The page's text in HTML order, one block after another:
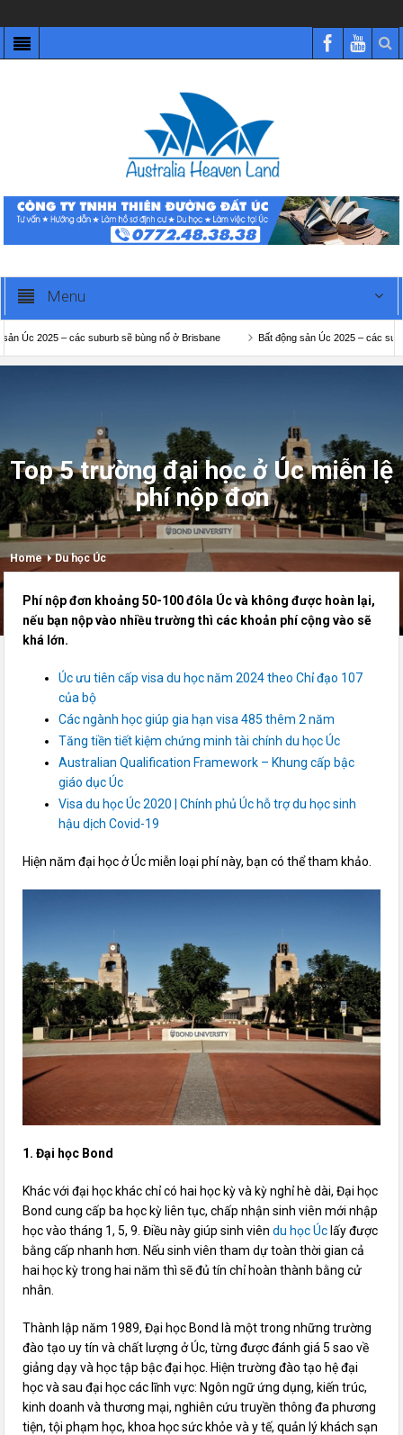
Menu
– các suburb sẽ bùng nổ ở Brisbane Bất động sản Úc 2025 – các suburb sẽ
Top 5 trường đại học ở Úc miễn lệ
phí nộp đơn
Home Du học Úc
Phí nộp đơn khoảng 50-100 đôla Úc và không được hoàn lại,
nếu bạn nộp vào nhiều trường thì các khoản phí cộng vào sẽ
khá lớn.
Úc ưu tiên cấp visa du học năm 2024 theo Chỉ đạo 107
của bộ
Các ngành học giúp gia hạn visa 485 thêm 2 năm
Tăng tiền tiết kiệm chứng minh tài chính du học Úc
Australian Qualification Framework – Khung cấp bậc
giáo dục Úc
Visa du học Úc 2020 | Chính phủ Úc hỗ trợ du học sinh
hậu dịch Covid-19
Hiện năm đại học ở Úc miễn loại phí này, bạn có thể tham khảo.
1. Đại học Bond
Khác với đại học khác chỉ có hai học kỳ và kỳ nghỉ hè dài, Đại học
Bond cung cấp ba học kỳ liên tục, chấp nhận sinh viên mới nhập
học vào tháng 1, 5, 9. Điều này giúp sinh viêndu học Úc lấy được
bằng cấp nhanh hơn. Nếu sinh viên tham dự toàn thời gian cả
hai học kỳ trong hai năm thì sẽ đủ tín chỉ hoàn thành bằng cử
nhân.
Thành lập năm 1989, Đại học Bond là một trong những trường
đào tạo uy tín và chất lượng ở Úc, từng được đánh giá 5 sao về
giảng dạy và học tập bậc đại học. Hiện trường đào tạo hệ đại
học và sau đại học các lĩnh vực: Ngôn ngữ ứng dụng, kiến trúc,
kinh doanh và thương mại, nghiên cứu truyền thông đa phương
tiện, tội phạm học, khoa học sức khỏe và y tế, quản lý khách sạn